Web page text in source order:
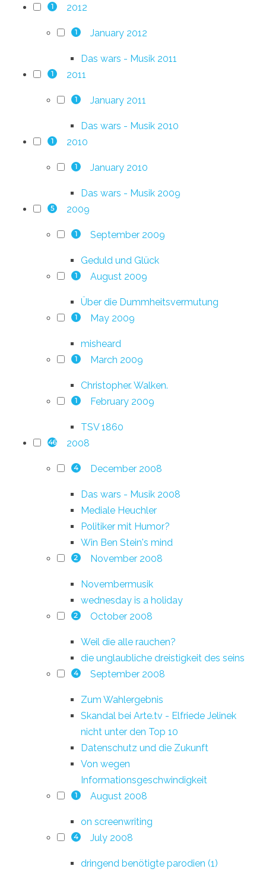
1 2012
1 January 2012
Das wars - Musik 2011
1 2011
1 January 2011
Das wars - Musik 2010
1 2010
1 January 2010
Das wars - Musik 2009
5 2009
1 September 2009
Geduld und Glück
1 August 2009
Über die Dummheitsvermutung
1 May 2009
misheard
1 March 2009
Christopher. Walken.
1 February 2009
TSV 1860
46 2008
4 December 2008
Das wars - Musik 2008
Mediale Heuchler
Politiker mit Humor?
Win Ben Stein's mind
2 November 2008
Novembermusik
wednesday is a holiday
2 October 2008
Weil die alle rauchen?
die unglaubliche dreistigkeit des seins
4 September 2008
Zum Wahlergebnis
Skandal bei Arte.tv - Elfriede Jelinek
nicht unter den Top 10
Datenschutz und die Zukunft
Von wegen
Informationsgeschwindigkeit
1 August 2008
on screenwriting
4 July 2008
dringend benötigte parodien (1)